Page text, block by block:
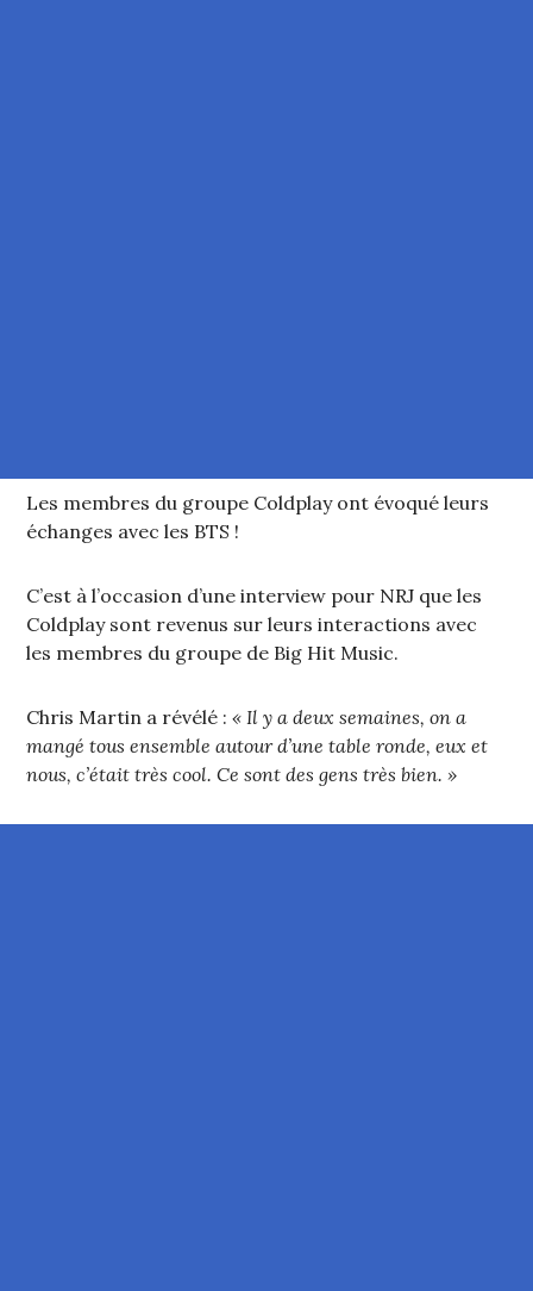
Les membres du groupe Coldplay ont évoqué leurs
échanges avec les BTS !
C’est à l’occasion d’une interview pour NRJ que les
Coldplay sont revenus sur leurs interactions avec
les membres du groupe de Big Hit Music.
Chris Martin a révélé :« Il y a deux semaines, on a
mangé tous ensemble autour d’une table ronde, eux et
nous, c’était très cool. Ce sont des gens très bien. »